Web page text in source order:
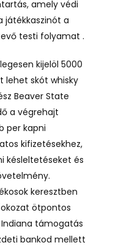
amely védi
játékkaszinót a
testi folyamat .
kijelöl 5000
lehet skót whisky
Beaver State
a végrehajt
per kapni
kifizetésekhez,
késleltetéseket és
keresztben
ötpontos
támogatás
bankod mellett